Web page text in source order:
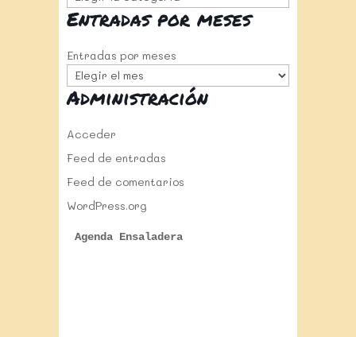
Entradas por meses
Entradas por meses
Administración
Acceder
Feed de entradas
Feed de comentarios
WordPress.org
Agenda Ensaladera